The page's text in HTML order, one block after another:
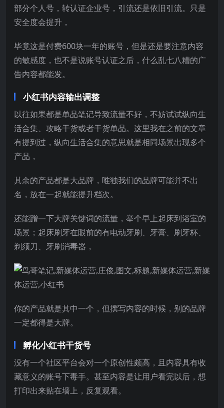
部分个人号，转认证企业号，引流还是依旧引流。只是
安全度会提升，
毕竟这是付费600块一年的账号，但是还是要注意内容
的敏感度，也不是说账号认证之后，什么乱七八糟的广
告内容都能发。
小红书内容输出调整
以往如果都是单品笔记导致流量不好，不妨试试纵向生
活合集、攻略干货或者干货单品。这里我在之前的文章
有提到过，纵向生活合集的意思就是相同场景出现多个
产品，
其余的产品都是大品牌，唯独我们的品牌可能并不出
名，放在一起就能提升档次。
还能蹭一下大牌关键词的流量，举个早上起床到浴室的
场景；起床刷牙在眼前的有电动牙刷、牙膏、刷牙杯、
剃须刀、牙刷消毒器，
你的产品就是其中一个，但撰写内容的时候，别的品牌
一定都得是大牌。
孵化小红书干货号
没有一个社区平台会对一个原创性颇高，且内容具有收
藏意义的账号下毒手。甚至内容是让用户看完以后，想
打印出来贴在墙上，反复观看。